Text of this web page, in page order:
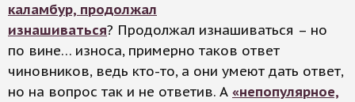
каламбур, продолжал
изнашиваться? Продолжал изнашиваться – но
по вине… износа, примерно таков ответ
чиновников, ведь кто-то, а они умеют дать ответ,
но на вопрос так и не ответив. А «непопулярное,